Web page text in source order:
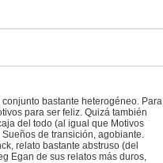
bastante heterogéneo. Para
para ser feliz. Quizá también
del todo (al igual que Motivos
de transición, agobiante.
relato bastante abstruso (del
Egan de sus relatos más duros,